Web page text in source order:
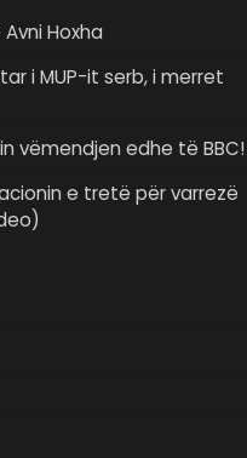
Hoxha
i MUP-it serb, i merret
vëmendjen edhe të BBC!
e tretë për varrezë